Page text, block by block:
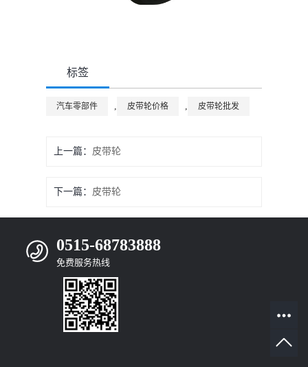
标签
汽车零部件 , 皮带轮价格 , 皮带轮批发
上一篇： 皮带轮
下一篇： 皮带轮
0515-68783888
免费服务热线